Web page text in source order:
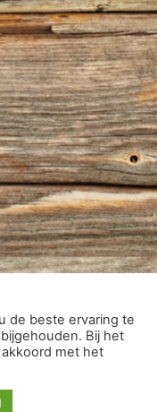
de beste ervaring te
Bij het
met het